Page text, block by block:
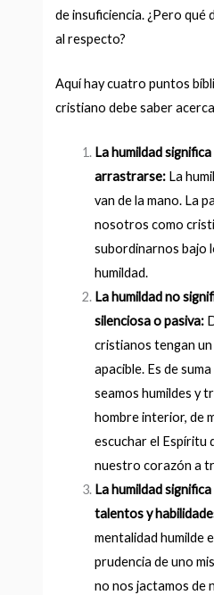
de insuficiencia. ¿Pero qué
al respecto?
Aquí hay cuatro puntos
cristiano debe saber
La humildad
arrastrarse: La
van de la mano. La
nosotros como
subordinarnos bajo
humildad.
La humildad no
silenciosa o pasiva:
cristianos tengan
apacible. Es de
seamos humildes y
hombre interior, de
escuchar el Espíritu
nuestro corazón a
La humildad
talentos y
mentalidad humilde
prudencia de uno
no nos jactamos de